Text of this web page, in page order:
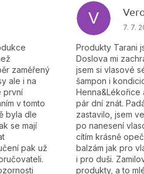
obchodu je 4 z 5 hviezdičiek.
zaměřený
ale i na
první
v tomto
byla dle
se mají
pak už
V
7. 7.
Produkty Tarani
Doslova mi
jsem si vlasové
šampon i
Henna&Lékořice
pár dní znát.
zastavilo, jsem
po nanesení
cítím krásně
balzám jak pro
i pro duši.
produkty, a to